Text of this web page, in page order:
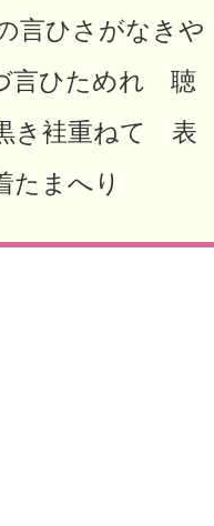
言ひさがなきや
言ひためれ 聴
き袿重ねて 表
まへり